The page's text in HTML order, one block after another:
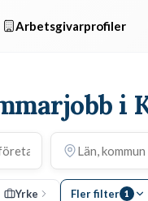
Arbetsgivarprofiler
i
Yrke Fler filter 1